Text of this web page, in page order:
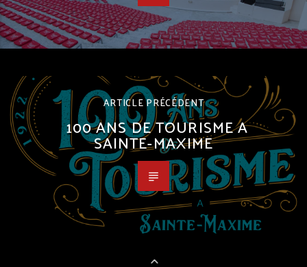
ARTICLE PRÉCÉDENT
100 ANS DE TOURISME A
SAINTE-MAXIME